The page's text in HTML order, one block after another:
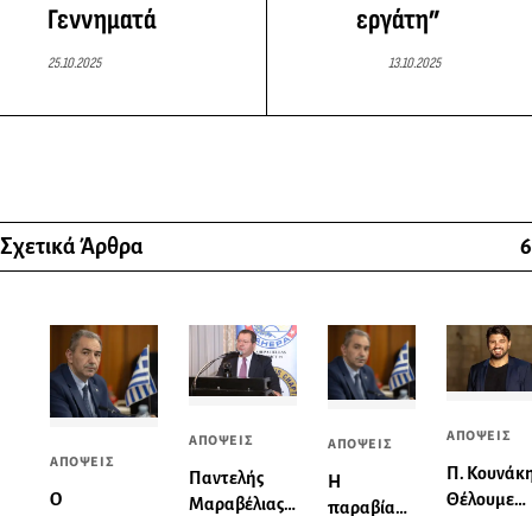
Γεννηματά
25.10.2025
εργάτη”
13.10.2025
Σχετικά Άρθρα 6
ΑΠΟΨΕΙΣ
Ο
ΑΠΟΨΕΙΣ
Παντελής
Μαραβέλιας:
ΑΠΟΨΕΙΣ
Η
παραβίαση
ΑΠΟΨΕΙΣ
Π.
Θέλουμε